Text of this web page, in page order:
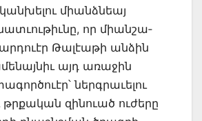
կանխելու միանձնեայ
որ միանշա­
Թալէաթի անձին
այդ առաջին
ներգրաւե­լու
զին­ուած ուժե­րը